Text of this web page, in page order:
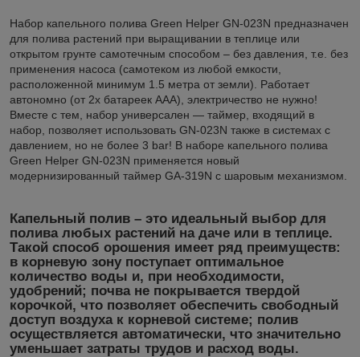
Набор капельного полива Green Helper GN-023N предназначен
для полива растений при выращивании в теплице или
открытом грунте самотечным способом – без давления, т.е. без
применения насоса (самотеком из любой емкости,
расположенной минимум 1.5 метра от земли). Работает
автономно (от 2х батареек ААА), электричество не нужно!
Вместе с тем, набор универсален — таймер, входящий в
набор, позволяет использовать GN-023N также в системах с
давлением, но не более 3 bar! В наборе капельного полива
Green Helper GN-023N применяется новый
модернизированный таймер GA-319N с шаровым механизмом.
Капельный полив – это идеальный выбор для
полива любых растений на даче или в теплице.
Такой способ орошения имеет ряд преимуществ:
в корневую зону поступает оптимальное
количество воды и, при необходимости,
удобрений; почва не покрывается твердой
корочкой, что позволяет обеспечить свободный
доступ воздуха к корневой системе; полив
осуществляется автоматически, что значительно
уменьшает затраты трудов и расход воды.